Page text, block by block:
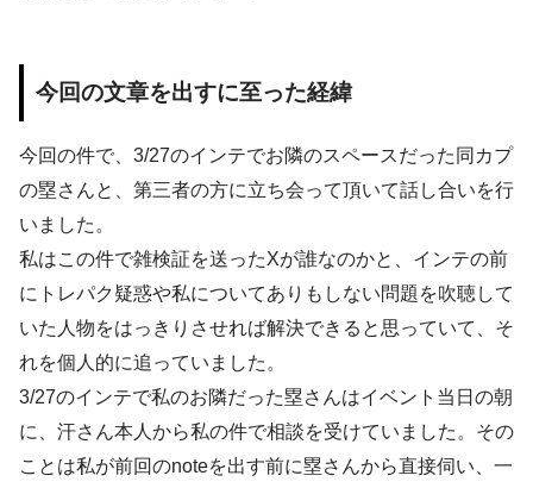
今回の文章を出すに至った経緯
今回の件で、3/27のインテでお隣のスペースだった同カプ
の塁さんと、第三者の方に立ち会って頂いて話し合いを行
いました。
私はこの件で雑検証を送ったXが誰なのかと、インテの前
にトレパク疑惑や私についてありもしない問題を吹聴して
いた人物をはっきりさせれば解決できると思っていて、そ
れを個人的に追っていました。
3/27のインテで私のお隣だった塁さんはイベント当日の朝
に、汗さん本人から私の件で相談を受けていました。その
ことは私が前回のnoteを出す前に塁さんから直接伺い、一